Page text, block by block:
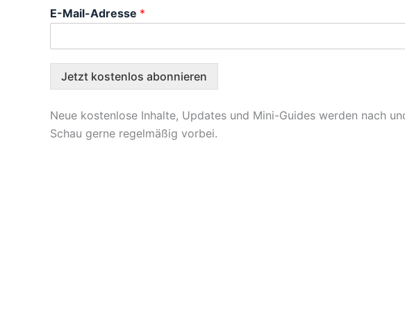
-
a
i
-
d
r
E-Mail-Adresse *
Jetzt kostenlos abonnieren
Neue kostenlose Inhalte, Updates und Mini-Guides werden nach
Schau gerne regelmäßig vorbei.